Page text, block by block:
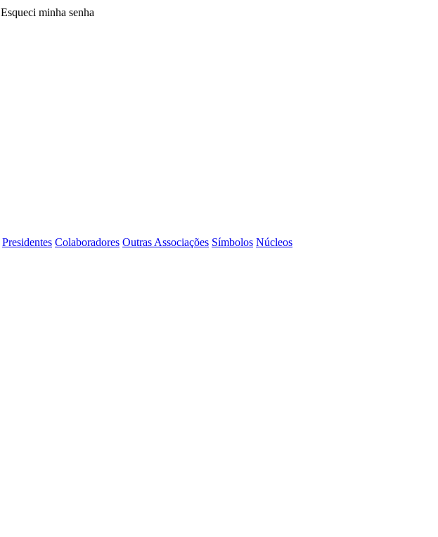
Esqueci minha senha
Presidentes Colaboradores Outras Associações Símbolos Núcleos